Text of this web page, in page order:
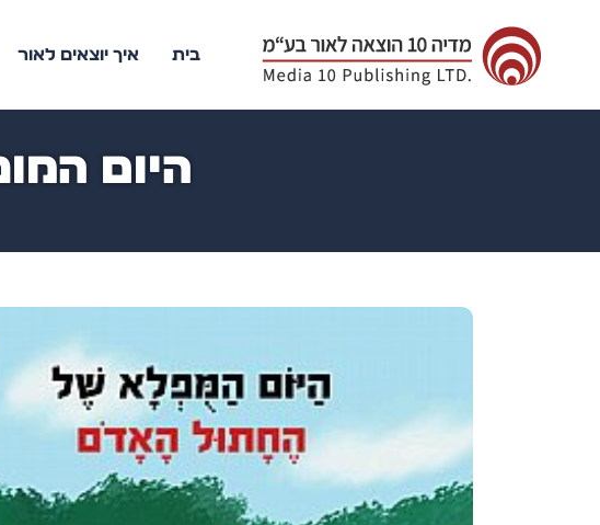
בית איך יוצאים לאור
היום